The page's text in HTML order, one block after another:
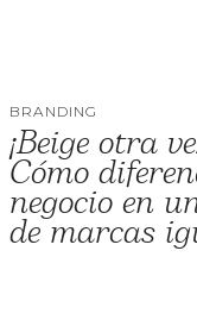
¡Beige otra
Cómo
negocio en
de marcas
BRANDING